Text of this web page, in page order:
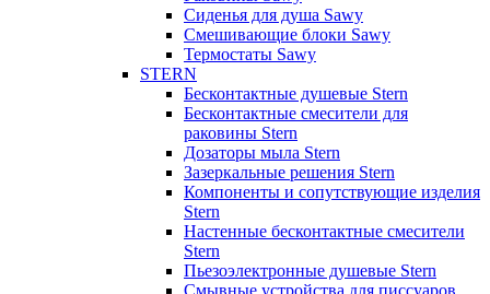
Сиденья для душа Sawy
Смешивающие блоки Sawy
Термостаты Sawy
STERN
Бесконтактные душевые Stern
Бесконтактные смесители для
раковины Stern
Дозаторы мыла Stern
Зазеркальные решения Stern
Компоненты и сопутствующие изделия
Stern
Настенные бесконтактные смесители
Stern
Пьезоэлектронные душевые Stern
Смывные устройства для писсуаров